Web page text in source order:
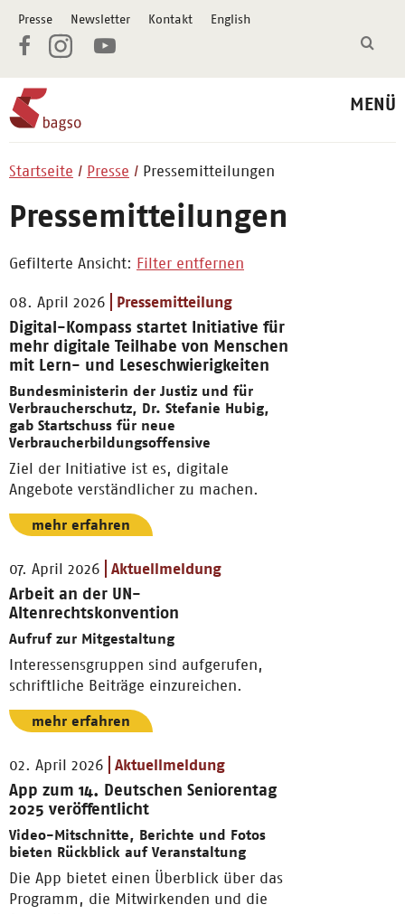
Presse Newsletter Kontakt English
MENÜ
Startseite Presse Pressemitteilungen
Pressemitteilungen
Gefilterte Ansicht: Filter entfernen
08. April 2026 Pressemitteilung
Digital-Kompass startet Initiative für
mehr digitale Teilhabe von Menschen
mit Lern- und Leseschwierigkeiten
Bundesministerin der Justiz und für
Verbraucherschutz, Dr. Stefanie Hubig,
gab Startschuss für neue
Verbraucherbildungsoffensive
Ziel der Initiative ist es, digitale
Angebote verständlicher zu machen.
mehr erfahren
07. April 2026 Aktuellmeldung
Arbeit an der UN-
Altenrechtskonvention
Aufruf zur Mitgestaltung
Interessensgruppen sind aufgerufen,
schriftliche Beiträge einzureichen.
mehr erfahren
02. April 2026 Aktuellmeldung
App zum 14. Deutschen Seniorentag
2025 veröffentlicht
Video-Mitschnitte, Berichte und Fotos
bieten Rückblick auf Veranstaltung
Die App bietet einen Überblick über das
Programm, die Mitwirkenden und die